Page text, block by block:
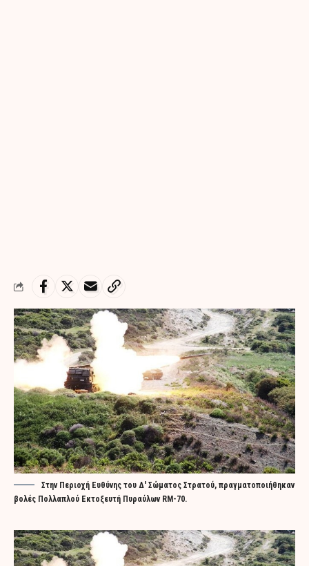
Στην Περιοχή Ευθύνης του Δ' Σώματος Στρατού, πραγματοποιήθηκαν
βολές Πολλαπλού Εκτοξευτή Πυραύλων RM-70.